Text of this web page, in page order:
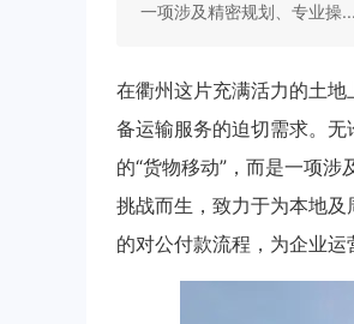
一项涉及精密规划、专业操...
在衢州这片充满活力的土
备运输服务的迫切需求。
的“货物移动”，而是一项
挑战而生，致力于为本地
的对公付款流程，为企业运